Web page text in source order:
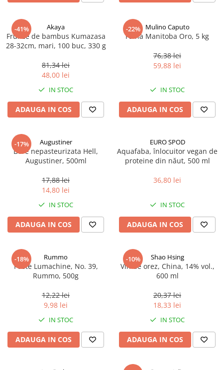
-41% Akaya
Frunze de bambus Kumazasa
28-32cm, mari, 100 buc, 330 g
81,34 lei
48,00 lei
IN STOC
ADAUGA IN COS
-22% Mulino Caputo
Faina Manitoba Oro, 5 kg
76,38 lei
59,88 lei
IN STOC
ADAUGA IN COS
-17% Augustiner
Bere nepasteurizata Hell,
Augustiner, 500ml
17,88 lei
14,80 lei
IN STOC
ADAUGA IN COS
EURO SPOD
Aquafaba, înlocuitor vegan de
proteine ​​din năut, 500 ml
36,80 lei
IN STOC
ADAUGA IN COS
-18% Rummo
Paste Lumachine, No. 39,
Rummo, 500g
12,22 lei
9,98 lei
IN STOC
ADAUGA IN COS
-10% Shao Hsing
Vin de orez, China, 14% vol.,
600 ml
20,37 lei
18,33 lei
IN STOC
ADAUGA IN COS